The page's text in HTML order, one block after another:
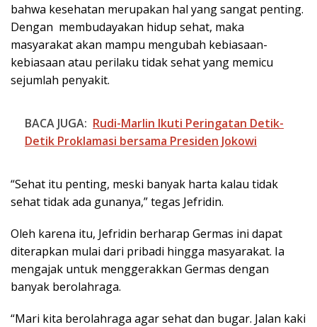
bahwa kesehatan merupakan hal yang sangat penting.
Dengan membudayakan hidup sehat, maka
masyarakat akan mampu mengubah kebiasaan-
kebiasaan atau perilaku tidak sehat yang memicu
sejumlah penyakit.
BACA JUGA: Rudi-Marlin Ikuti Peringatan Detik-
Detik Proklamasi bersama Presiden Jokowi
“Sehat itu penting, meski banyak harta kalau tidak
sehat tidak ada gunanya,” tegas Jefridin.
Oleh karena itu, Jefridin berharap Germas ini dapat
diterapkan mulai dari pribadi hingga masyarakat. Ia
mengajak untuk menggerakkan Germas dengan
banyak berolahraga.
“Mari kita berolahraga agar sehat dan bugar. Jalan kaki